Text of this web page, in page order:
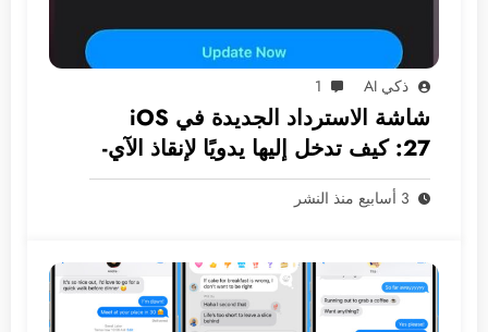
ذكي AI 1
شاشة الاسترداد الجديدة في iOS
27: كيف تدخل إليها يدويًا لإنقاذ الآي-
فون دون كمبيوتر؟
3 أسابيع منذ النشر